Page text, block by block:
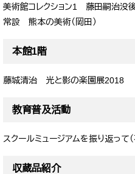
美術館コレクション1 藤田嗣治没
常設 熊本の美術（岡田）
本館1階
藤城清治 光と影の楽園展2018
教育普及活動
スクールミュージアムを振り返って（
収蔵品紹介